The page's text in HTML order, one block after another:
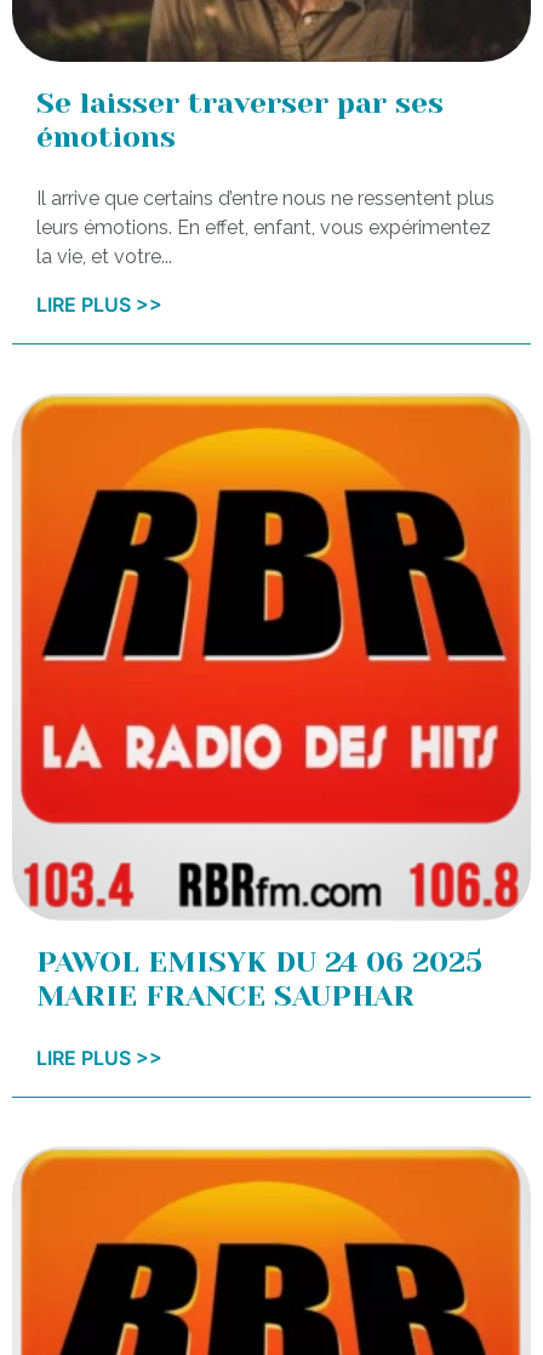
Se laisser traverser par ses
émotions
Il arrive que certains d’entre nous ne ressentent plus
leurs émotions. En effet, enfant, vous expérimentez
la vie, et votre...
LIRE PLUS >>
PAWOL EMISYK DU 24 06 2025
MARIE FRANCE SAUPHAR
LIRE PLUS >>